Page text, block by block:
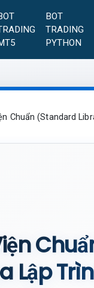
BOT
TRADING
PYTHON
Chuẩn (Standard
Lập